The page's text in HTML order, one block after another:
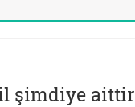
şimdiye aittir